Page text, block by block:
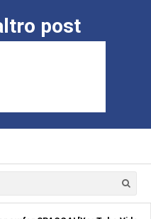
post